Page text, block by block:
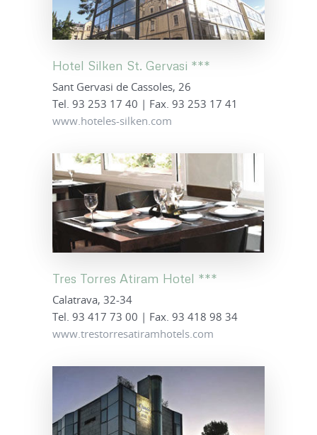
Hotel Silken St. Gervasi ***
Sant Gervasi de Cassoles, 26
Tel. 93 253 17 40 | Fax. 93 253 17 41
www.hoteles-silken.com
Tres Torres Atiram Hotel ***
Calatrava, 32-34
Tel. 93 417 73 00 | Fax. 93 418 98 34
www.trestorresatiramhotels.com